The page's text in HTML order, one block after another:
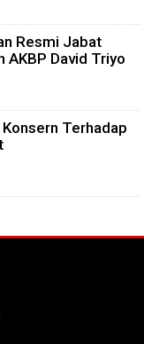
Resmi Jabat
AKBP David Triyo
Terhadap